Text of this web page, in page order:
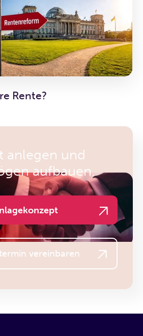
Rente?
anlegen und
aufbauen.
vereinbaren